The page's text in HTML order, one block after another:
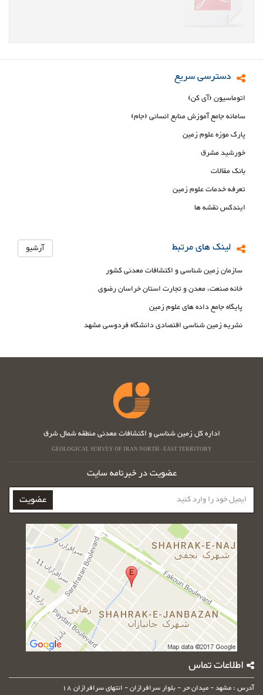
دسترسی سریع
اتوماسیون (آی کن)
سامانه جامع آموزش منابع انسانی (جام)
پارک موزه علوم زمین
خورشید مشرق
بانک مقالات
تعرفه خدمات علوم زمین
ایندکس نقشه ها
لینک های مرتبط آرشیو
سازمان زمین شناسی و اکتشافات معدنی کشور
خانه صنعت، معدن و تجارت استان خراسان رضوی
پایگاه جامع داده های علوم زمین
نشریه زمین شناسی اقتصادی دانشگاه فردوسی مشهد
اطلاعات تماس
آدرس : مشهد - میدان حر - بلوار سرافرازان - انتهای سرافرازان 18
اداره کل زمین شناسی و اکتشافات معدنی منطقه شمال شرق
GEOLOGICAL SURVEY OF IRAN NORTH - EAST TERRITORY
عضویت در خبرنامه سایت
ایمیل
خود
را
عضویت